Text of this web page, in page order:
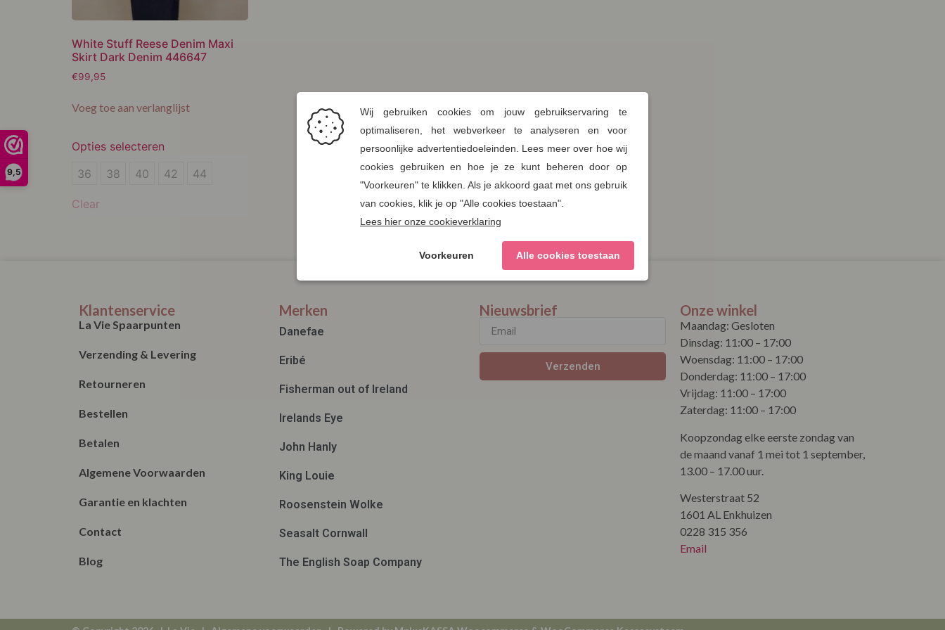
9,5
White Stuff Reese Denim Maxi
Skirt Dark Denim 446647
€99,95
Voeg toe aan verlanglijst
Opties selecteren
36
38
36 38 40 42 44
Clear
Klantenservice
La Vie Spaarpunten
Verzending & Levering
Retourneren
Bestellen
Betalen
Algemene Voorwaarden
Garantie en klachten
Contact
Blog
Merken
Danefae
Eribé
Fisherman out of Ireland
Irelands Eye
John Hanly
King Louie
Roosenstein Wolke
Seasalt Cornwall
The English Soap Company
Nieuwsbrief
Verzenden
Onze winkel
Maandag: Gesloten
Dinsdag: 11:00 – 17:00
Woensdag: 11:00 – 17:00
Donderdag: 11:00 – 17:00
Vrijdag: 11:00 – 17:00
Zaterdag: 11:00 – 17:00
Koopzondag elke eerste zondag van
de maand vanaf 1 mei tot 1 september,
13.00 – 17.00 uur.
Westerstraat 52
1601 AL Enkhuizen
0228 315 356
Email